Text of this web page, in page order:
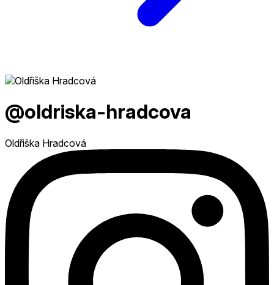
@oldriska-hradcova
Oldřiška Hradcová